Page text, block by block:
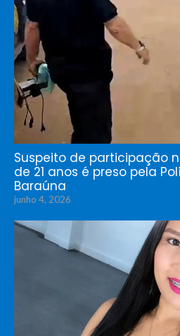
Suspeito de participação
de 21 anos é preso pela
Baraúna
junho 4, 2026